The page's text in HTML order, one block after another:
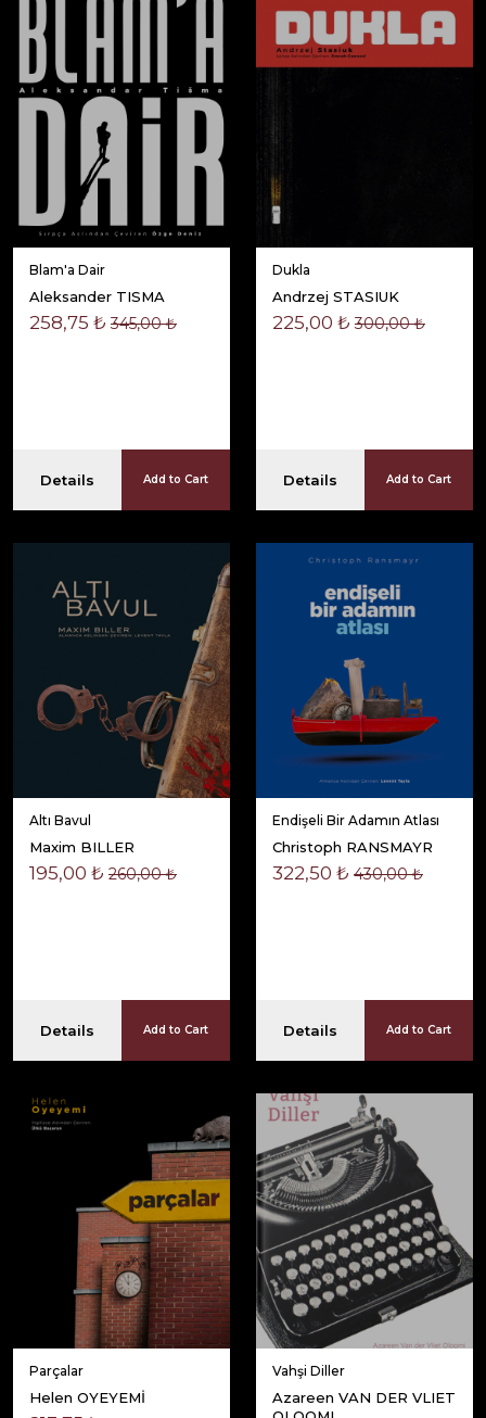
Blam'a Dair
Aleksander TISMA
258,75 ₺ 345,00 ₺
Details Add to Cart
Dukla
Andrzej STASIUK
225,00 ₺ 300,00 ₺
Details Add to Cart
Altı Bavul
Maxim BILLER
195,00 ₺ 260,00 ₺
Details Add to Cart
Endişeli Bir Adamın Atlası
Christoph RANSMAYR
322,50 ₺ 430,00 ₺
Details Add to Cart
Parçalar
Helen OYEYEMİ
Vahşi Diller
Azareen VAN DER VLIET